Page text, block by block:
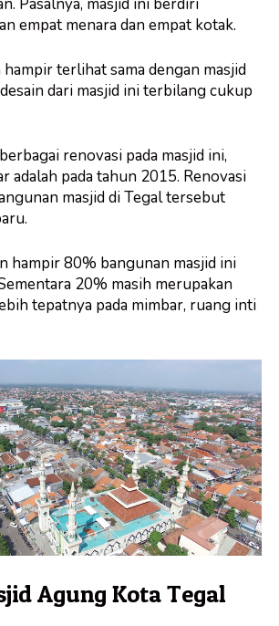
empat menara dan empat kotak.
terlihat sama dengan masjid
dari masjid ini terbilang cukup
renovasi pada masjid ini,
adalah pada tahun 2015. Renovasi
masjid di Tegal tersebut
hampir 80% bangunan masjid ini
20% masih merupakan
tepatnya pada mimbar, ruang inti
Agung Kota Tegal